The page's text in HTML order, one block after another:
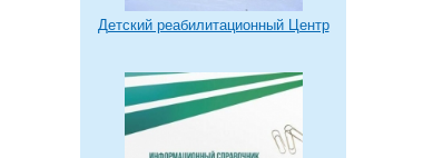
Детский реабилитационный Центр